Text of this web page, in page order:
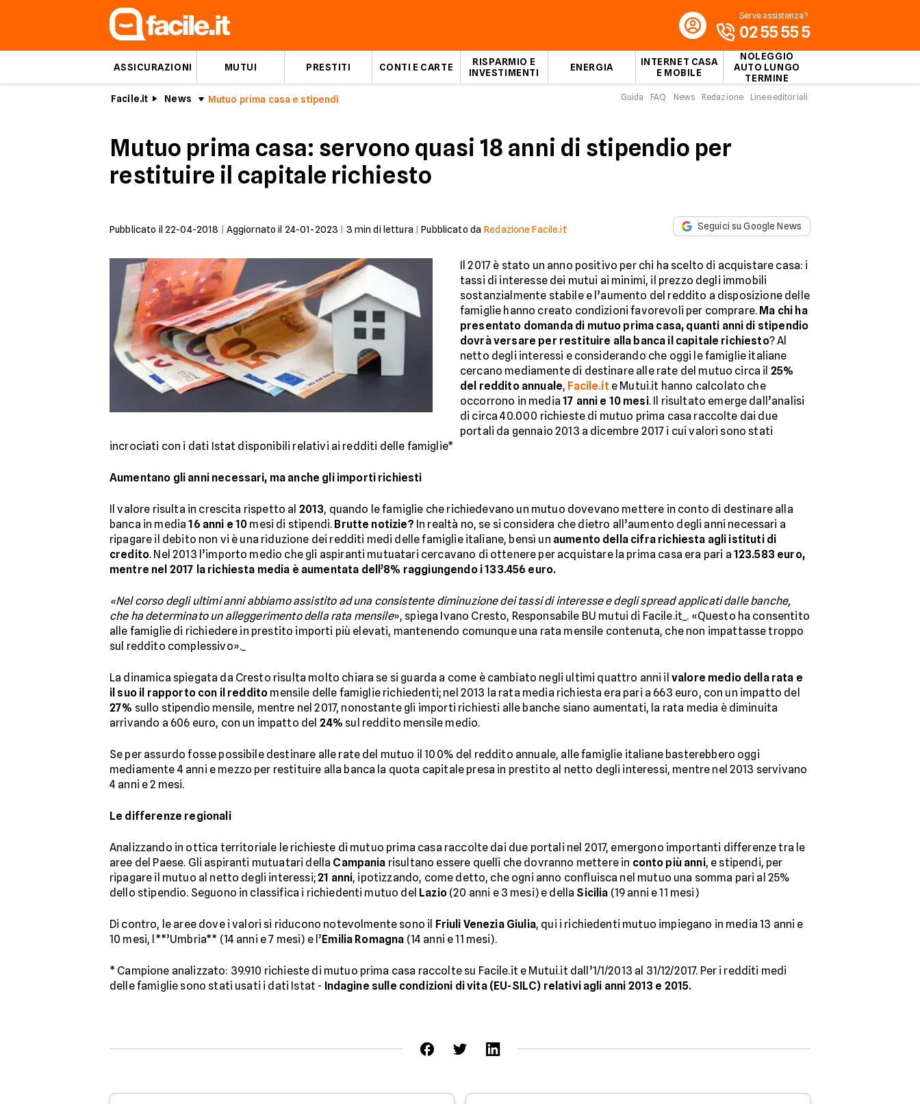
ASSICURAZIONI MUTUI PRESTITI CONTI E CARTE
RISPARMIO E
INVESTIMENTI
ENERGIA
INTERNET CASA
E MOBILE
NOLEGGIO
AUTO LUNGO
TERMINE
Serve assistenza?
02 55 55 5
Facile.it News Mutuo prima casa e stipendi Guida FAQ News Redazione Linee editoriali
Mutuo prima casa: servono quasi 18 anni di stipendio per
restituire il capitale richiesto
Pubblicato il 22-04-2018 Aggiornato il 24-01-2023 3 min di lettura |Pubblicato da Redazione Facile.it Seguici su Google News
Il 2017 è stato un anno positivo per chi ha scelto di acquistare casa: i
tassi di interesse dei mutui ai minimi, il prezzo degli immobili
sostanzialmente stabile e l’aumento del reddito a disposizione delle
famiglie hanno creato condizioni favorevoli per comprare. Ma chi ha
presentato domanda di mutuo prima casa, quanti anni di stipendio
dovrà versare per restituire alla banca il capitale richiesto? Al
netto degli interessi e considerando che oggi le famiglie italiane
cercano mediamente di destinare alle rate del mutuo circa il 25%
del reddito annuale, Facile.it e Mutui.it hanno calcolato che
occorrono in media17 anni e 10 mesi. Il risultato emerge dall’analisi
di circa 40.000 richieste di mutuo prima casa raccolte dai due
portali da gennaio 2013 a dicembre 2017 i cui valori sono stati
incrociati con i dati Istat disponibili relativi ai redditi delle famiglie*
Aumentano gli anni necessari, ma anche gli importi richiesti
Il valore risulta in crescita rispetto al 2013, quando le famiglie che richiedevano un mutuo dovevano mettere in conto di destinare alla
banca in media16 anni e 10 mesi di stipendi. Brutte notizie? In realtà no, se si considera che dietro all’aumento degli anni necessari a
ripagare il debito non vi è una riduzione dei redditi medi delle famiglie italiane, bensì un aumento della cifra richiesta agli istituti di
credito. Nel 2013 l’importo medio che gli aspiranti mutuatari cercavano di ottenere per acquistare la prima casa era pari a 123.583 euro,
mentre nel 2017 la richiesta media è aumentata dell’8% raggiungendo i 133.456 euro.
«Nel corso degli ultimi anni abbiamo assistito ad una consistente diminuzione dei tassi di interesse e degli spread applicati dalle banche,
che ha determinato un alleggerimento della rata mensile», spiega Ivano Cresto, Responsabile BU mutui di Facile.it_. «Questo ha consentito
alle famiglie di richiedere in prestito importi più elevati, mantenendo comunque una rata mensile contenuta, che non impattasse troppo
sul reddito complessivo»._
La dinamica spiegata da Cresto risulta molto chiara se si guarda a come è cambiato negli ultimi quattro anni il valore medio della rata e
il suo il rapporto con il reddito mensile delle famiglie richiedenti; nel 2013 la rata media richiesta era pari a 663 euro, con un impatto del
27% sullo stipendio mensile, mentre nel 2017, nonostante gli importi richiesti alle banche siano aumentati, la rata media è diminuita
arrivando a 606 euro, con un impatto del 24% sul reddito mensile medio.
Se per assurdo fosse possibile destinare alle rate del mutuo il 100% del reddito annuale, alle famiglie italiane basterebbero oggi
mediamente 4 anni e mezzo per restituire alla banca la quota capitale presa in prestito al netto degli interessi, mentre nel 2013 servivano
4 anni e 2 mesi.
Le differenze regionali
Analizzando in ottica territoriale le richieste di mutuo prima casa raccolte dai due portali nel 2017, emergono importanti differenze tra le
aree del Paese. Gli aspiranti mutuatari della Campania risultano essere quelli che dovranno mettere in conto più anni, e stipendi, per
ripagare il mutuo al netto degli interessi;21 anni, ipotizzando, come detto, che ogni anno confluisca nel mutuo una somma pari al 25%
dello stipendio. Seguono in classifica i richiedenti mutuo del Lazio(20 anni e 3 mesi) e della Sicilia (19 anni e 11 mesi)
Di contro, le aree dove i valori si riducono notevolmente sono il Friuli Venezia Giulia, qui i richiedenti mutuo impiegano in media 13 anni e
10 mesi, l**’Umbria** (14 anni e 7 mesi) e l’Emilia Romagna (14 anni e 11 mesi).
* Campione analizzato: 39.910 richieste di mutuo prima casa raccolte su Facile.it e Mutui.it dall’1/1/2013 al 31/12/2017. Per i redditi medi
delle famiglie sono stati usati i dati Istat - Indagine sulle condizioni di vita (EU-SILC) relativi agli anni 2013 e 2015.